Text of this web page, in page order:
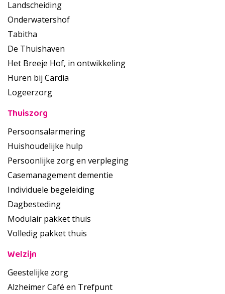
Landscheiding
Onderwatershof
Tabitha
De Thuishaven
Het Breeje Hof, in ontwikkeling
Huren bij Cardia
Logeerzorg
Thuiszorg
Persoonsalarmering
Huishoudelijke hulp
Persoonlijke zorg en verpleging
Casemanagement dementie
Individuele begeleiding
Dagbesteding
Modulair pakket thuis
Volledig pakket thuis
Welzijn
Geestelijke zorg
Alzheimer Café en Trefpunt